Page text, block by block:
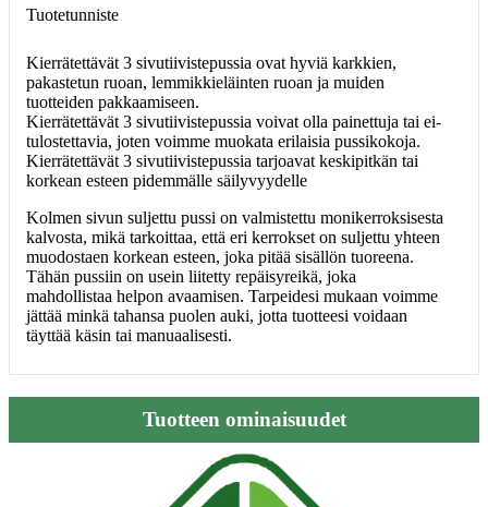
Tuotetunniste
Kierrätettävät 3 sivutiivistepussia ovat hyviä karkkien,
pakastetun ruoan, lemmikkieläinten ruoan ja muiden
tuotteiden pakkaamiseen.
Kierrätettävät 3 sivutiivistepussia voivat olla painettuja tai ei-
tulostettavia, joten voimme muokata erilaisia ​​pussikokoja.
Kierrätettävät 3 sivutiivistepussia tarjoavat keskipitkän tai
korkean esteen pidemmälle säilyvyydelle
Kolmen sivun suljettu pussi on valmistettu monikerroksisesta
kalvosta, mikä tarkoittaa, että eri kerrokset on suljettu yhteen
muodostaen korkean esteen, joka pitää sisällön tuoreena.
Tähän pussiin on usein liitetty repäisyreikä, joka
mahdollistaa helpon avaamisen. Tarpeidesi mukaan voimme
jättää minkä tahansa puolen auki, jotta tuotteesi voidaan
täyttää käsin tai manuaalisesti.
Tuotteen ominaisuudet